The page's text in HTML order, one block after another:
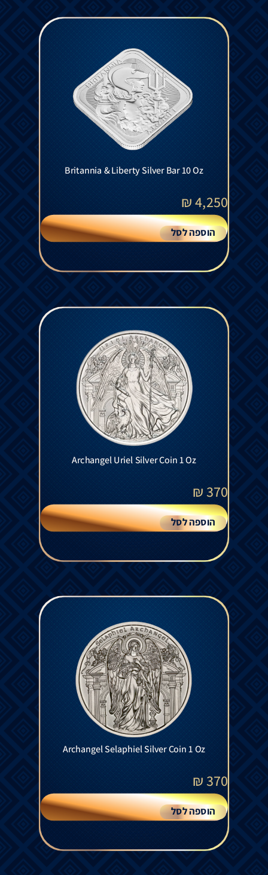
Britannia & Liberty Silver Bar 10 Oz
4,250
₪
הוספה לסל
Archangel Uriel Silver Coin 1 Oz
370
₪
הוספה לסל
Archangel Selaphiel Silver Coin 1 Oz
370
₪
הוספה לסל